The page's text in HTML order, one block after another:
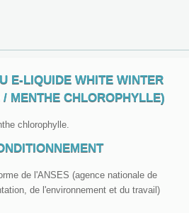
E-LIQUIDE WHITE WINTER
MENTHE CHLOROPHYLLE)
chlorophylle.
de l'ANSES (agence nationale de
de l'environnement et du travail)